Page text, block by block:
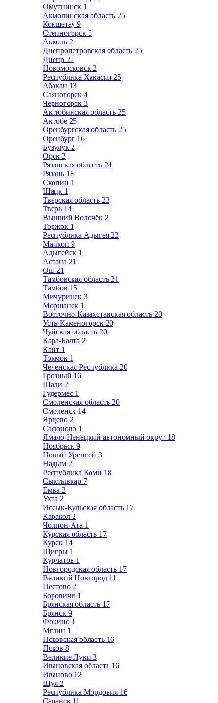
Омутнинск 1
Акмолинская область 25
Кокшетау 9
Степногорск 3
Акколь 2
Днепропетровская область 25
Днепр 22
Новомосковск 2
Республика Хакасия 25
Абакан 13
Саяногорск 4
Черногорск 3
Актюбинская область 25
Актобе 25
Оренбургская область 25
Оренбург 16
Бузулук 2
Орск 2
Рязанская область 24
Рязань 18
Скопин 1
Шацк 1
Тверская область 23
Тверь 14
Вышний Волочёк 2
Торжок 1
Республика Адыгея 22
Майкоп 9
Адыгейск 1
Астана 21
Ош 21
Тамбовская область 21
Тамбов 15
Мичуринск 3
Моршанск 1
Восточно-Казахстанская область 20
Усть-Каменогорск 20
Чуйская область 20
Кара-Балта 2
Кант 1
Токмок 1
Чеченская Республика 20
Грозный 16
Шали 2
Гудермес 1
Смоленская область 20
Смоленск 14
Ярцево 2
Сафоново 1
Ямало-Ненецкий автономный округ 18
Ноябрьск 9
Новый Уренгой 3
Надым 2
Республика Коми 18
Сыктывкар 7
Емва 2
Ухта 2
Иссык-Кульская область 17
Каракол 2
Чолпон-Ата 1
Курская область 17
Курск 14
Щигры 1
Курчатов 1
Новгородская область 17
Великий Новгород 11
Пестово 2
Боровичи 1
Брянская область 17
Брянск 9
Фокино 1
Мглин 1
Псковская область 16
Псков 8
Великие Луки 3
Ивановская область 16
Иваново 12
Шуя 2
Республика Мордовия 16
Саранск 11